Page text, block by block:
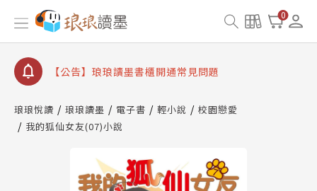
0
【公告】因 Readmoo 讀墨系統維護中，本站同步暫
停部分閱讀服務
【公告】琅琅讀墨數位閱讀資產合併與書櫃開通申請
【公告】琅琅讀墨書櫃開通常見問題
請圖文教學
【公告】琅琅書店服務升級重要說明及資產合併結果
查詢
停部分閱讀服務
琅琅悅讀 琅琅讀墨 電子書 輕小說
校園戀愛
我的狐仙女友(07)小說